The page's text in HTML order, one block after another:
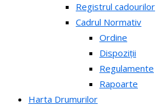
Registrul cadourilor
Cadrul Normativ
Ordine
Dispoziții
Regulamente
Rapoarte
Harta Drumurilor